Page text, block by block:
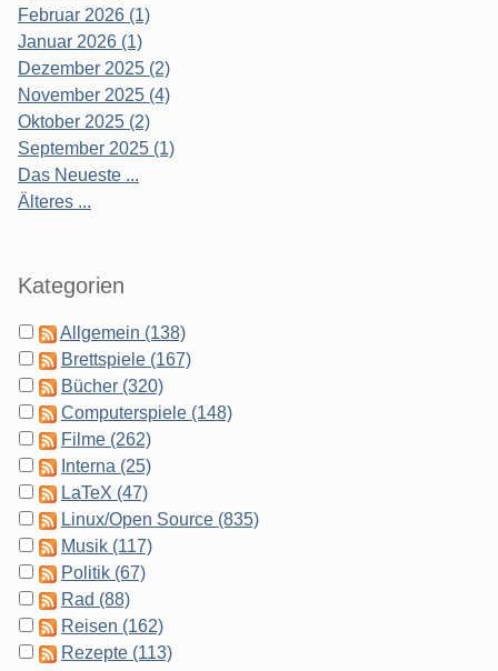
Februar 2026 (1)
Januar 2026 (1)
Dezember 2025 (2)
November 2025 (4)
Oktober 2025 (2)
September 2025 (1)
Das Neueste ...
Älteres ...
Kategorien
Allgemein (138)
Brettspiele (167)
Bücher (320)
Computerspiele (148)
Filme (262)
Interna (25)
LaTeX (47)
Linux/Open Source (835)
Musik (117)
Politik (67)
Rad (88)
Reisen (162)
Rezepte (113)